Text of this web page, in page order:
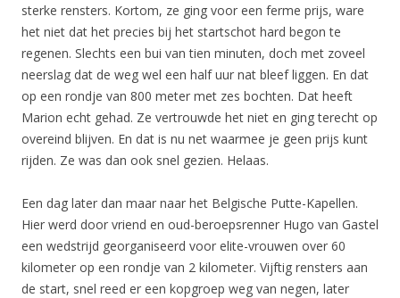
sterke rensters. Kortom, ze ging voor een ferme prijs, ware
het niet dat het precies bij het startschot hard begon te
regenen. Slechts een bui van tien minuten, doch met zoveel
neerslag dat de weg wel een half uur nat bleef liggen. En dat
op een rondje van 800 meter met zes bochten. Dat heeft
Marion echt gehad. Ze vertrouwde het niet en ging terecht op
overeind blijven. En dat is nu net waarmee je geen prijs kunt
rijden. Ze was dan ook snel gezien. Helaas.
Een dag later dan maar naar het Belgische Putte-Kapellen.
Hier werd door vriend en oud-beroepsrenner Hugo van Gastel
een wedstrijd georganiseerd voor elite-vrouwen over 60
kilometer op een rondje van 2 kilometer. Vijftig rensters aan
de start, snel reed er een kopgroep weg van negen, later